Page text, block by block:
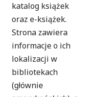
katalog książek
oraz e-książek.
Strona zawiera
informacje o ich
lokalizacji w
bibliotekach
(głównie